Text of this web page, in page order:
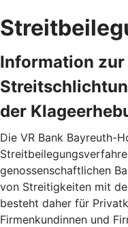
Information
der
Die VR Bank Bayreuth-
genossenschaftlichen
von Streitigkeiten mit
besteht daher für
Firmenkundinnen und